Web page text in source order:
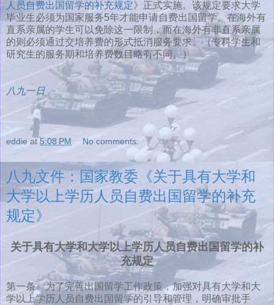
人员自费出国留学的补充规定》正式实施。该规定要求大学
毕业生必须为国家服务5年才能申请自费出国留学。在海外有
直系亲属的学生可以免除这一限制，而在海外有非直系亲属
的则必须通过交培养费的形式抵消服务要求。（专科学生和
研究生的服务期和培养费数目略有不同。）
八九一日
eddie at5:08 PM No comments:
八九文件：国家教委《关于具有大学和
大学以上学历人员自费出国留学的补充
规定》
关于具有大学和大学以上学历人员自费出国留学的补
充规定
第一条 为了完善出国留学工作政策，加强对具有大学和大
学以上学历人员自费出国留学的引导和管理，明确审批手